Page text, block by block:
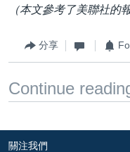
（本文參考了美聯社的
分享
Continue
關注我們